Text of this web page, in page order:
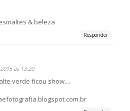
& beleza
Responder
às 13:20
verde ficou show....